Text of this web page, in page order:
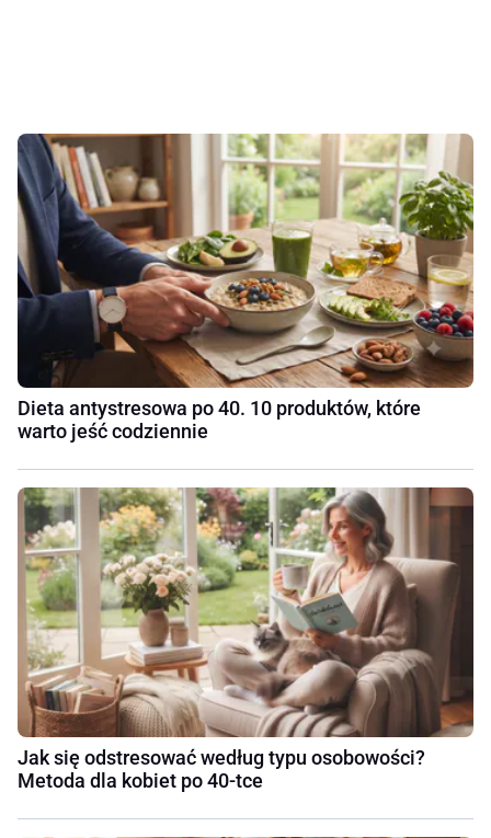
Dieta antystresowa po 40. 10 produktów, które
warto jeść codziennie
Jak się odstresować według typu osobowości?
Metoda dla kobiet po 40-tce